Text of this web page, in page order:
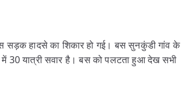
हादसे का शिकार हो गई। बस सुनकुंडी गांव के
30 यात्री सवार है। बस को पलटता हुआ देख सभी